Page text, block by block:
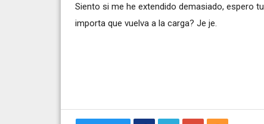
Siento si me he extendido demasiado, espero
importa que vuelva a la carga? Je je.